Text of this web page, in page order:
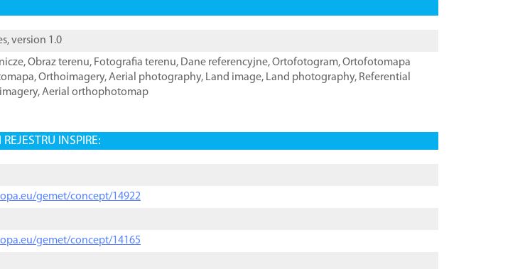
version 1.0
,Obraz terenu, Fotografia terenu, Dane referencyjne,Ortofotogram,Ortofotomapa
,Orthoimagery,Aerial photography, Land image, Land photography, Referential
,Aerial orthophotomap
INSPIRE:
gemet/concept/14922
gemet/concept/14165